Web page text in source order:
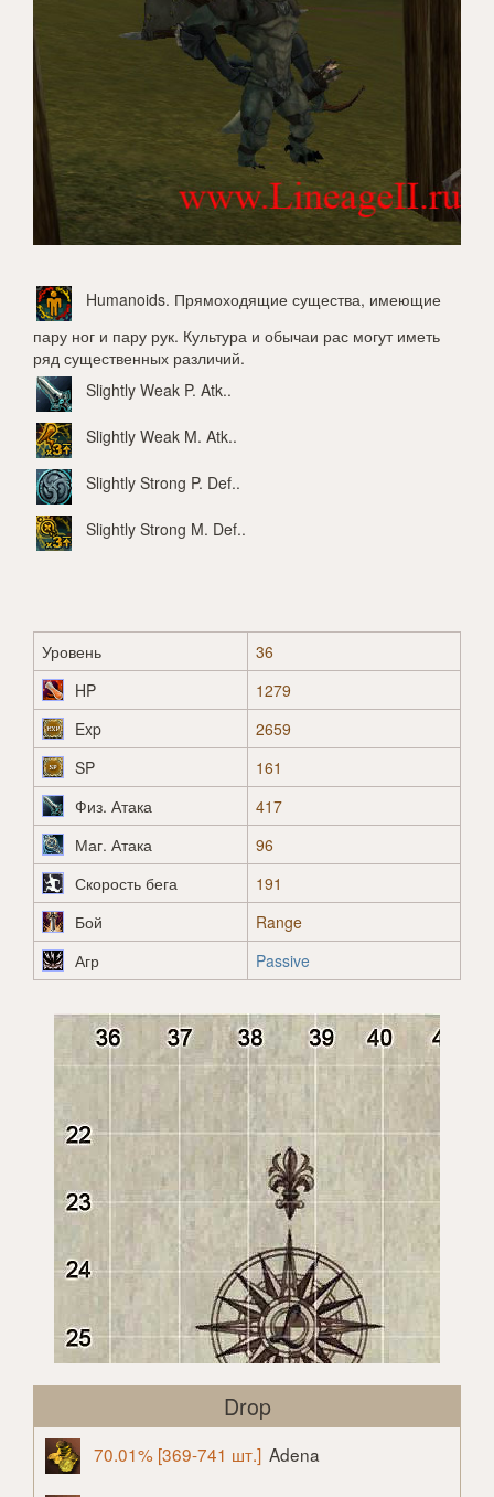
Humanoids. Прямоходящие существа, имеющие
пару ног и пару рук. Культура и обычаи рас могут иметь
ряд существенных различий.
Slightly Weak P. Atk..
Slightly Weak M. Atk..
Slightly Strong P. Def..
Slightly Strong M. Def..
Уровень
36
HP
1279
Exp
2659
SP
161
Физ. Атака
417
Маг. Атака
96
Скорость бега
191
Бой
Range
Агр
Passive
Drop
70.01% [369-741 шт.] Adena